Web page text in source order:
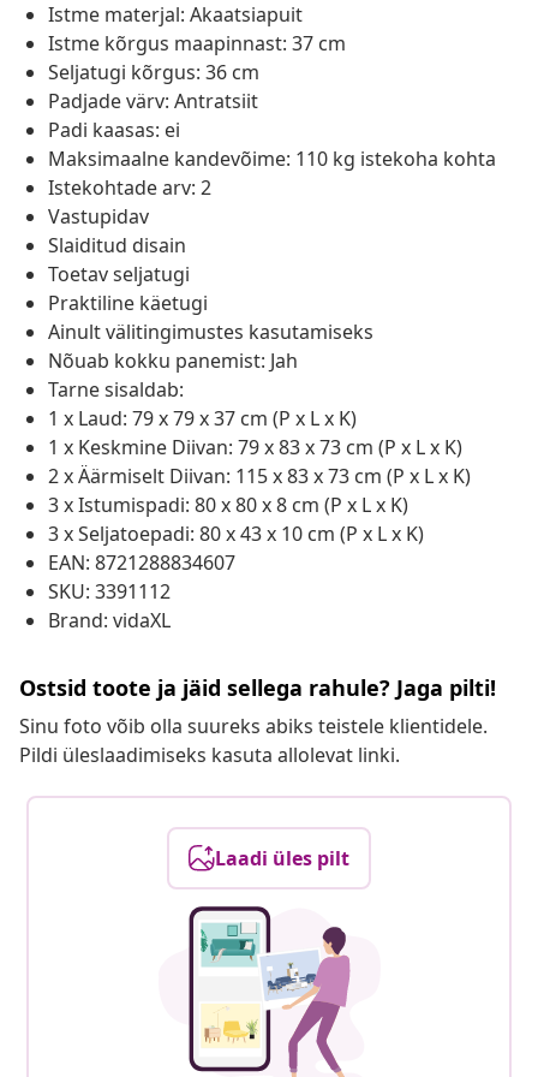
Istme materjal: Akaatsiapuit
Istme kõrgus maapinnast: 37 cm
Seljatugi kõrgus: 36 cm
Padjade värv: Antratsiit
Padi kaasas: ei
Maksimaalne kandevõime: 110 kg istekoha kohta
Istekohtade arv: 2
Vastupidav
Slaiditud disain
Toetav seljatugi
Praktiline käetugi
Ainult välitingimustes kasutamiseks
Nõuab kokku panemist: Jah
Tarne sisaldab:
1 x Laud: 79 x 79 x 37 cm (P x L x K)
1 x Keskmine Diivan: 79 x 83 x 73 cm (P x L x K)
2 x Äärmiselt Diivan: 115 x 83 x 73 cm (P x L x K)
3 x Istumispadi: 80 x 80 x 8 cm (P x L x K)
3 x Seljatoepadi: 80 x 43 x 10 cm (P x L x K)
EAN: 8721288834607
SKU: 3391112
Brand: vidaXL
Ostsid toote ja jäid sellega rahule? Jaga pilti!
Sinu foto võib olla suureks abiks teistele klientidele.
Pildi üleslaadimiseks kasuta allolevat linki.
Laadi üles pilt